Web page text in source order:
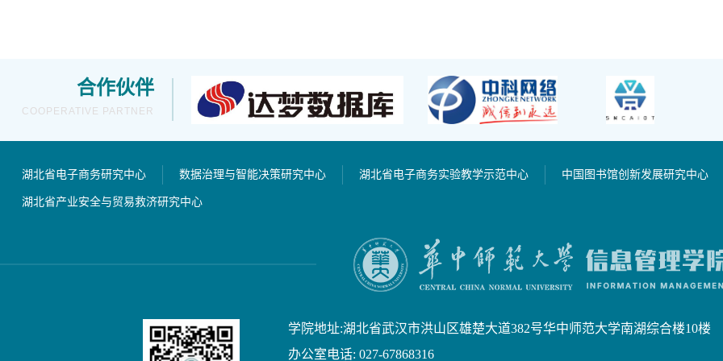
合作伙伴
COOPERATIVE PARTNER
湖北省电子商务研究中心 数据治理与智能决策研究中心 湖北省电子商务实验教学示范中心 中国图书馆创新发展研究中心
湖北省产业安全与贸易救济研究中心
学院地址:湖北省武汉市洪山区雄楚大道382号华中师范大学南湖综合楼10楼
办公室电话: 027-67868316